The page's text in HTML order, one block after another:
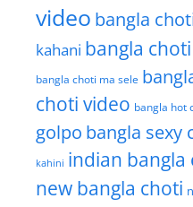
video bangla
kahani bangla
bangla choti ma sele
choti video bangla hot
golpo bangla sexy
kahini indian bangla
new bangla choti